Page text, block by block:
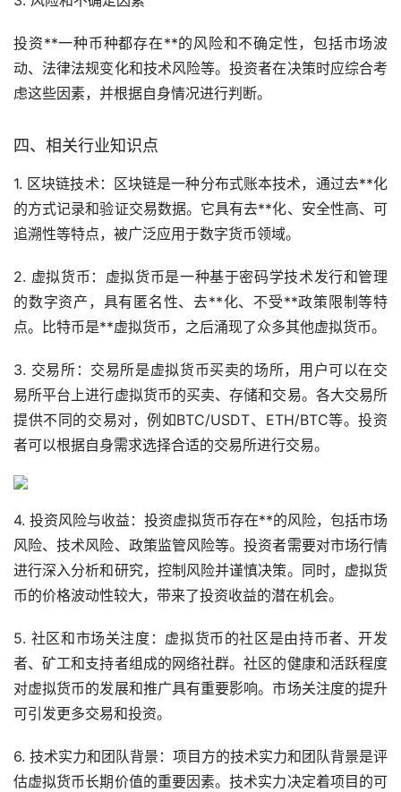
投资**一种币种都存在**的风险和不确定性，包括市场波
动、法律法规变化和技术风险等。投资者在决策时应综合考
虑这些因素，并根据自身情况进行判断。
四、相关行业知识点
1. 区块链技术：区块链是一种分布式账本技术，通过去**化
的方式记录和验证交易数据。它具有去**化、安全性高、可
追溯性等特点，被广泛应用于数字货币领域。
2. 虚拟货币：虚拟货币是一种基于密码学技术发行和管理
的数字资产，具有匿名性、去**化、不受**政策限制等特
点。
比特币是**虚拟货币，之后涌现了众多其他虚拟货币。
3. 交易所：交易所是虚拟货币买卖的场所，用户可以在交
易所平台上进行虚拟货币的买卖、存储和交易。各大交易所
提供不同的交易对，例如BTC/USDT、ETH/BTC等。投资
者可以根据自身需求选择合适的交易所进行交易。
4. 投资风险与收益：投资虚拟货币存在**的风险，包括市场
风险、技术风险、政策监管风险等。投资者需要对市场行情
进行深入分析和研究，控制风险并谨慎决策。同时，虚拟货
币的价格波动性较大，带来了投资收益的潜在机会。
5. 社区和市场关注度：虚拟货币的社区是由持币者、开发
者、矿工和支持者组成的网络社群。社区的健康和活跃程度
对虚拟货币的发展和推广具有重要影响。市场关注度的提升
可引发更多交易和投资。
6. 技术实力和团队背景：项目方的技术实力和团队背景是评
估虚拟货币长期价值的重要因素。技术实力决定着项目的可